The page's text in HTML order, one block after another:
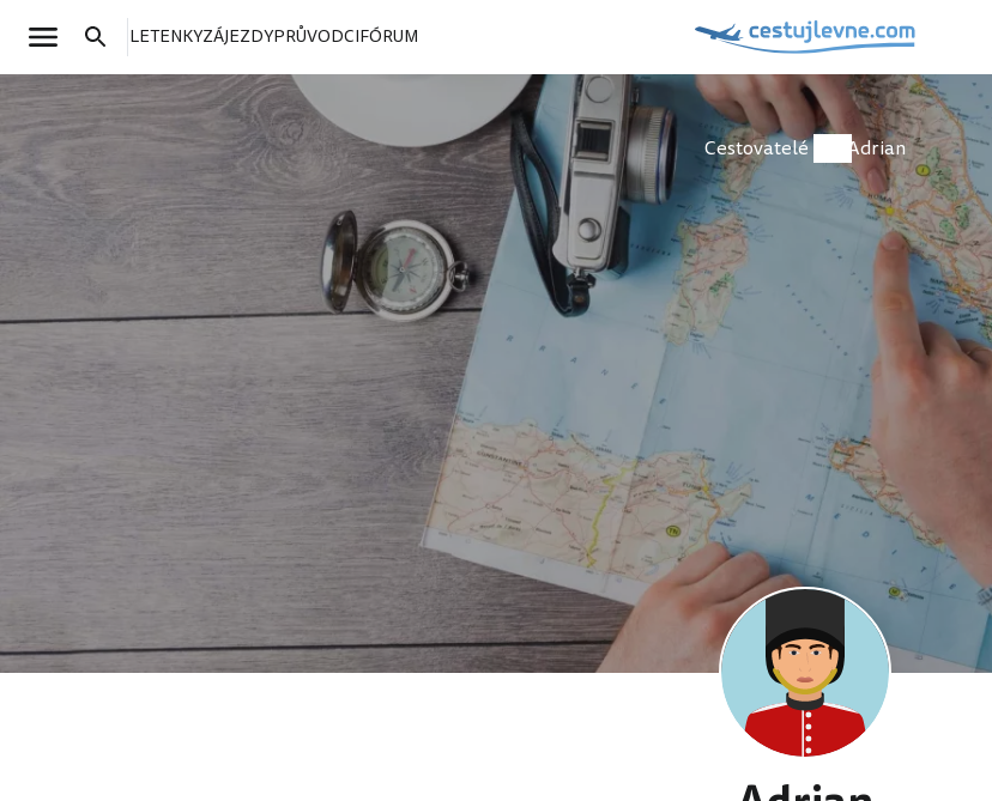
LETENKYZÁJEZDYPRŮVODCIFÓRUM
Cestovatelé Adrian